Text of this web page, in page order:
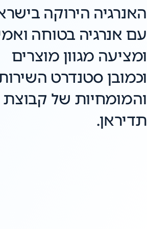
האנרגיה הירוקה
עם אנרגיה בטוחה
ומציעה מגוון מוצרים
וכמובן סטנדרט
והמומחיות של קבוצת
תדיראן.